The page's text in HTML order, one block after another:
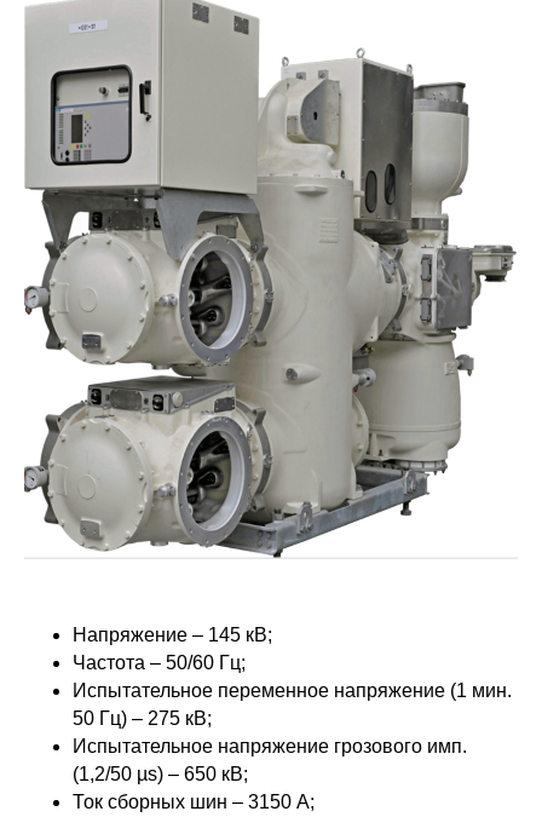
Напряжение – 145 кВ;
Частота – 50/60 Гц;
Испытательное переменное напряжение (1 мин.
50 Гц) – 275 кВ;
Испытательное напряжение грозового имп.
(1,2/50 µs) – 650 кВ;
Ток сборных шин – 3150 A;